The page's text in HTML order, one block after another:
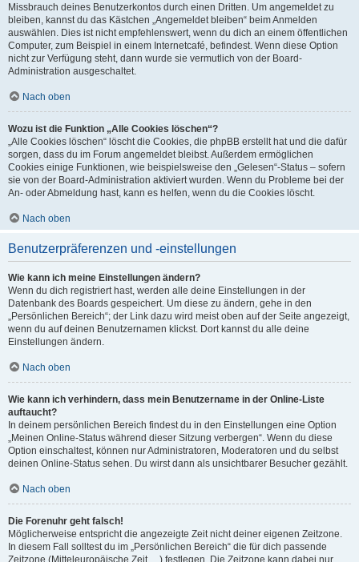
Missbrauch deines Benutzerkontos durch einen Dritten. Um angemeldet zu
bleiben, kannst du das Kästchen „Angemeldet bleiben“ beim Anmelden
auswählen. Dies ist nicht empfehlenswert, wenn du dich an einem öffentlichen
Computer, zum Beispiel in einem Internetcafé, befindest. Wenn diese Option
nicht zur Verfügung steht, dann wurde sie vermutlich von der Board-
Administration ausgeschaltet.
Nach oben
Wozu ist die Funktion „Alle Cookies löschen“?
„Alle Cookies löschen“ löscht die Cookies, die phpBB erstellt hat und die dafür
sorgen, dass du im Forum angemeldet bleibst. Außerdem ermöglichen
Cookies einige Funktionen, wie beispielsweise den „Gelesen“-Status – sofern
sie von der Board-Administration aktiviert wurden. Wenn du Probleme bei der
An- oder Abmeldung hast, kann es helfen, wenn du die Cookies löscht.
Nach oben
Benutzerpräferenzen und -einstellungen
Wie kann ich meine Einstellungen ändern?
Wenn du dich registriert hast, werden alle deine Einstellungen in der
Datenbank des Boards gespeichert. Um diese zu ändern, gehe in den
„Persönlichen Bereich“; der Link dazu wird meist oben auf der Seite angezeigt,
wenn du auf deinen Benutzernamen klickst. Dort kannst du alle deine
Einstellungen ändern.
Nach oben
Wie kann ich verhindern, dass mein Benutzername in der Online-Liste
auftaucht?
In deinem persönlichen Bereich findest du in den Einstellungen eine Option
„Meinen Online-Status während dieser Sitzung verbergen“. Wenn du diese
Option einschaltest, können nur Administratoren, Moderatoren und du selbst
deinen Online-Status sehen. Du wirst dann als unsichtbarer Besucher gezählt.
Nach oben
Die Forenuhr geht falsch!
Möglicherweise entspricht die angezeigte Zeit nicht deiner eigenen Zeitzone.
In diesem Fall solltest du im „Persönlichen Bereich“ die für dich passende
Zeitzone (Mitteleuropäische Zeit, ...) festlegen. Die Zeitzone kann dabei nur